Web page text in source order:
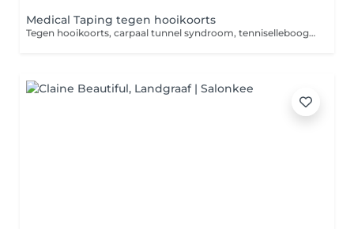
Medical Taping tegen hooikoorts
Tegen hooikoorts, carpaal tunnel syndroom, tenniselleboog, pijnlijke nek, zere schouder/knie/enkel etc. Vermeld aub in de opmerking waarvoor de taping is!